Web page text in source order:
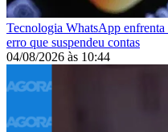
Tecnologia WhatsApp
erro que suspendeu contas
04/08/2026 às 10:44